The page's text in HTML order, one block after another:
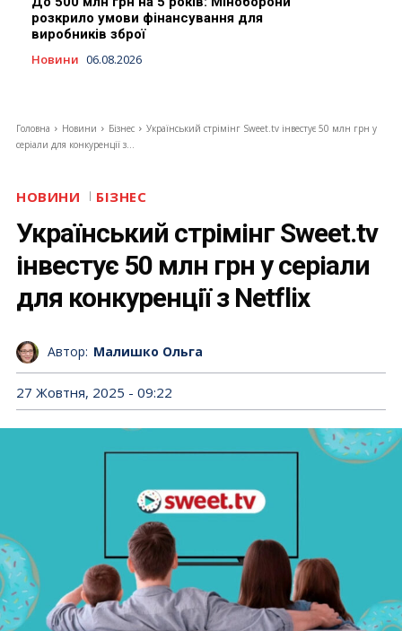
розкрило умови фінансування для
виробників зброї
Новини 06.08.2026